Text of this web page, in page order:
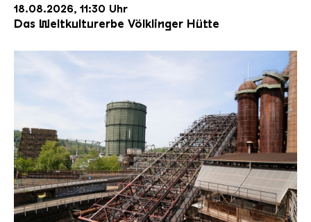
18.08.2026, 11:30 Uhr
Das Weltkulturerbe Völklinger Hütte